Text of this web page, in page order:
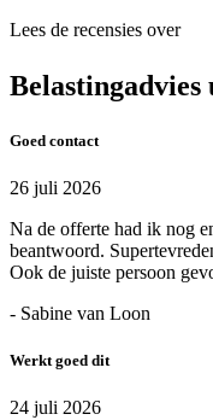
Lees de recensies over
Goed contact
26 juli 2026
Na de offerte had ik nog
beantwoord.
Ook de juiste persoon
- Sabine van Loon
Werkt goed dit
24 juli 2026